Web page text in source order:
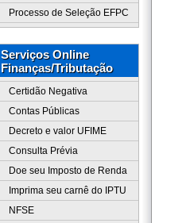
Processo de Seleção EFPC
Serviços Online
Finanças/Tributação
Certidão Negativa
Contas Públicas
Decreto e valor UFIME
Consulta Prévia
Doe seu Imposto de Renda
Imprima seu carnê do IPTU
NFSE